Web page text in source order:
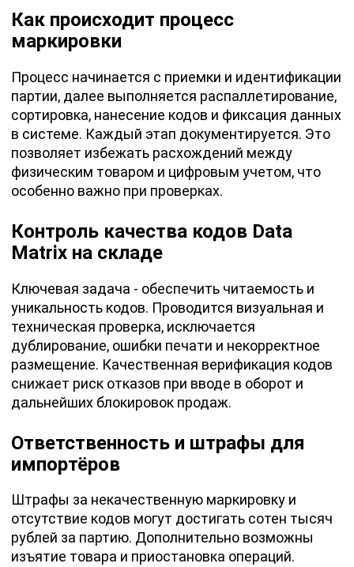
Как происходит процесс
маркировки
Процесс начинается с приемки и идентификации
партии, далее выполняется распаллетирование,
сортировка, нанесение кодов и фиксация данных
в системе. Каждый этап документируется. Это
позволяет избежать расхождений между
физическим товаром и цифровым учетом, что
особенно важно при проверках.
Контроль качества кодов Data
Matrix на складе
Ключевая задача - обеспечить читаемость и
уникальность кодов. Проводится визуальная и
техническая проверка, исключается
дублирование, ошибки печати и некорректное
размещение. Качественная верификация кодов
снижает риск отказов при вводе в оборот и
дальнейших блокировок продаж.
Ответственность и штрафы для
импортёров
Штрафы за некачественную маркировку и
отсутствие кодов могут достигать сотен тысяч
рублей за партию. Дополнительно возможны
изъятие товара и приостановка операций.